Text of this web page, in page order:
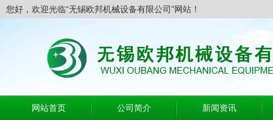
您好，欢迎光临“无锡欧邦机械设备有限公司”网站！
网站首页 公司简介 新闻资讯